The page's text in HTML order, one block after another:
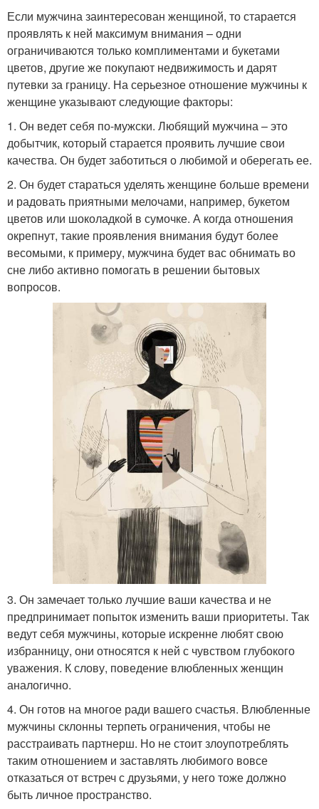
Если мужчина заинтересован женщиной, то старается
проявлять к ней максимум внимания – одни
ограничиваются только комплиментами и букетами
цветов, другие же покупают недвижимость и дарят
путевки за границу. На серьезное отношение мужчины к
женщине указывают следующие факторы:
1. Он ведет себя по-мужски. Любящий мужчина – это
добытчик, который старается проявить лучшие свои
качества. Он будет заботиться о любимой и оберегать ее.
2. Он будет стараться уделять женщине больше времени
и радовать приятными мелочами, например, букетом
цветов или шоколадкой в сумочке. А когда отношения
окрепнут, такие проявления внимания будут более
весомыми, к примеру, мужчина будет вас обнимать во
сне либо активно помогать в решении бытовых
вопросов.
3. Он замечает только лучшие ваши качества и не
предпринимает попыток изменить ваши приоритеты. Так
ведут себя мужчины, которые искренне любят свою
избранницу, они относятся к ней с чувством глубокого
уважения. К слову, поведение влюбленных женщин
аналогично.
4. Он готов на многое ради вашего счастья. Влюбленные
мужчины склонны терпеть ограничения, чтобы не
расстраивать партнерш. Но не стоит злоупотреблять
таким отношением и заставлять любимого вовсе
отказаться от встреч с друзьями, у него тоже должно
быть личное пространство.